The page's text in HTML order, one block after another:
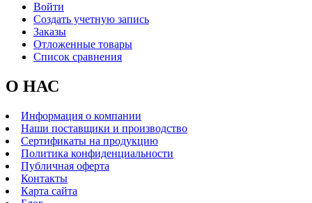
Войти
Создать учетную запись
Заказы
Отложенные товары
Список сравнения
О НАС
Информация о компании
Наши поставщики и производство
Сертификаты на продукцию
Политика конфиденциальности
Публичная оферта
Контакты
Карта сайта